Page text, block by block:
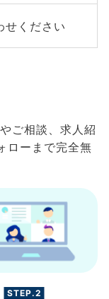
せください
ご相談、求人紹
ローまで完全無
STEP.2